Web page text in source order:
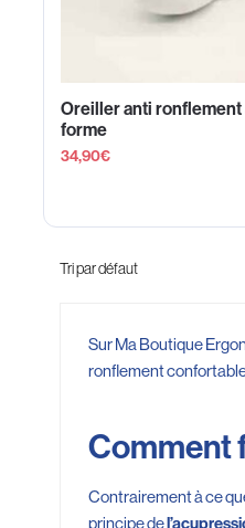
Oreiller anti ronflement
forme
34,90€
Sur Ma Boutique
ronflement
Comment
Contrairement à ce
principe de